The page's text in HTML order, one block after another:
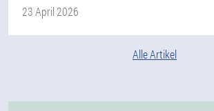
23 April 2026
Alle Artikel